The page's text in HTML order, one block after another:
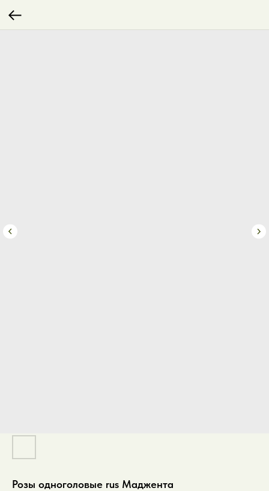
Розы одноголовые rus Маджента